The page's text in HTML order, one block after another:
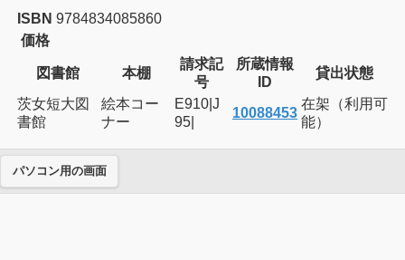
ISBN 9784834085860
価格
図書館 本棚
請求記
号
所蔵情報
ID
貸出状態
茨女短大図
書館
絵本コー
ナー
E910|J
95|
10088453
在架（利用可
能）
パソコン用の画面